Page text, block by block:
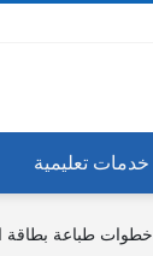
خدمات تعليمية
خطوات طباعة بطاقة